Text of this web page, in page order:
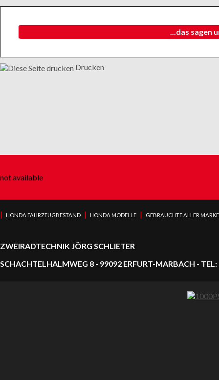
...das sagen
Drucken
not available
| HONDA FAHRZEUGBESTAND | HONDA MODELLE | GEBRAUCHTE ALLER
ZWEIRADTECHNIK JÖRG SCHLIETER
SCHACHTELHALMWEG 8 - 99092 ERFURT-MARBACH -